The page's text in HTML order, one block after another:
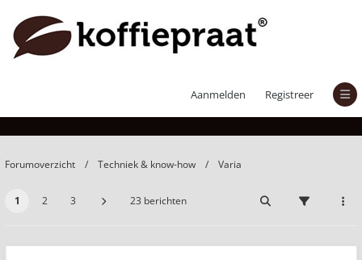
Aanmelden Registreer
Forumoverzicht Techniek & know-how Varia
1 2 3 23 berichten